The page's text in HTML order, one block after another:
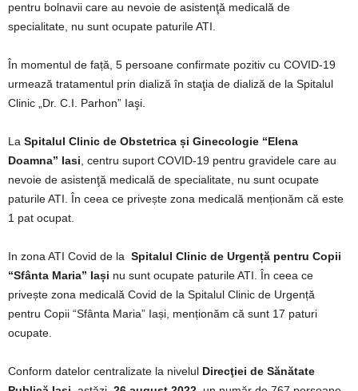
pentru bolnavii care au nevoie de asistenţă medicală de
specialitate, nu sunt ocupate paturile ATI.
În momentul de față, 5 persoane confirmate pozitiv cu COVID-19
urmează tratamentul prin dializă în staţia de dializă de la Spitalul
Clinic „Dr. C.I. Parhon” Iaşi.
La Spitalul Clinic de Obstetrica și Ginecologie “Elena
Doamna” Iasi , centru suport COVID-19 pentru gravidele care au
nevoie de asistenţă medicală de specialitate, nu sunt ocupate
paturile ATI. În ceea ce privește zona medicală menționăm că este
1 pat ocupat.
In zona ATI Covid de la Spitalul Clinic de Urgență pentru Copii
“Sfânta Maria” Iași nu sunt ocupate paturile ATI. În ceea ce
privește zona medicală Covid de la Spitalul Clinic de Urgență
pentru Copii “Sfânta Maria” Iași, menționăm că sunt 17 paturi
ocupate.
Conform datelor centralizate la nivelul Direcţiei de Sănătate